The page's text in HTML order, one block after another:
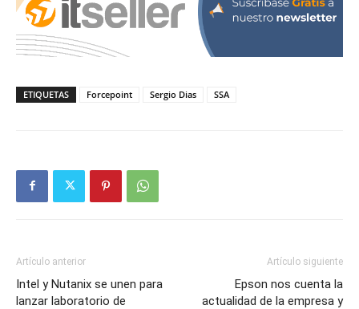
ETIQUETAS Forcepoint Sergio Dias SSA
Artículo anterior
Intel y Nutanix se unen para
lanzar laboratorio de
Artículo siguiente
Epson nos cuenta la
actualidad de la empresa y